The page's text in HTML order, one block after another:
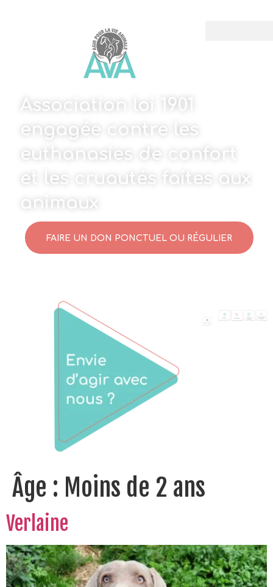
Association loi 1901
engagée contre les
euthanasies de confort
et les cruautés faites aux
animaux
FAIRE UN DON PONCTUEL OU RÉGULIER
Âge : Moins de 2 ans
Verlaine